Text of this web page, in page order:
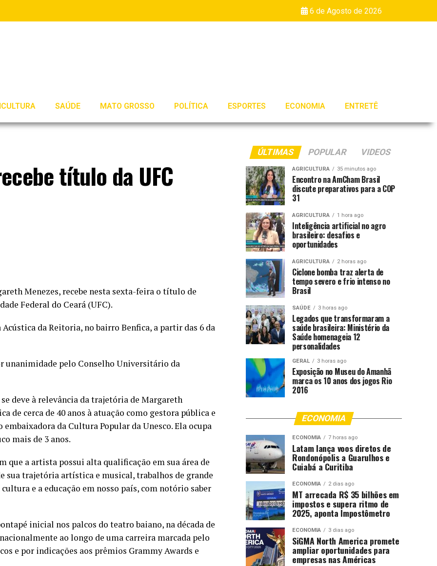
6 de Agosto de 2026
SAÚDE MATO GROSSO POLÍTICA ESPORTES ECONOMIA ENTRETÊ
título da UFC
Menezes, recebe nesta sexta-feira o título de
Federal do Ceará (UFC).
da Reitoria, no bairro Benfica, a partir das 6 da
unanimidade pelo Conselho Universitário da
deve à relevância da trajetória de Margareth
de cerca de 40 anos à atuação como gestora pública e
da Cultura Popular da Unesco. Ela ocupa
mais de 3 anos.
que a artista possui alta qualificação em sua área de
sua trajetória artística e musical, trabalhos de grande
e a educação em nosso país, com notório saber
inicial nos palcos do teatro baiano, na década de
ao longo de uma carreira marcada pelo
e por indicações aos prêmios Grammy Awards e
ÚLTIMAS POPULAR VIDEOS
AGRICULTURA 35 minutos ago
Encontro na AmCham Brasil
discute preparativos para a COP
31
AGRICULTURA 1 hora ago
Inteligência artificial no agro
brasileiro: desafios e
oportunidades
AGRICULTURA 2 horas ago
Ciclone bomba traz alerta de
tempo severo e frio intenso no
Brasil
SAÚDE 3 horas ago
Legados que transformaram a
saúde brasileira: Ministério da
Saúde homenageia 12
personalidades
GERAL 3 horas ago
Exposição no Museu do Amanhã
marca os 10 anos dos jogos Rio
2016
ECONOMIA
ECONOMIA 7 horas ago
Latam lança voos diretos de
Rondonópolis a Guarulhos e
Cuiabá a Curitiba
ECONOMIA 2 dias ago
MT arrecada R$ 35 bilhões em
impostos e supera ritmo de
2025, aponta Impostômetro
ECONOMIA 3 dias ago
SiGMA North America promete
ampliar oportunidades para
empresas nas Américas